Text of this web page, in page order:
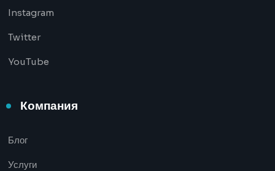
Instagram
Twitter
YouTube
Компания
Блог
Услуги